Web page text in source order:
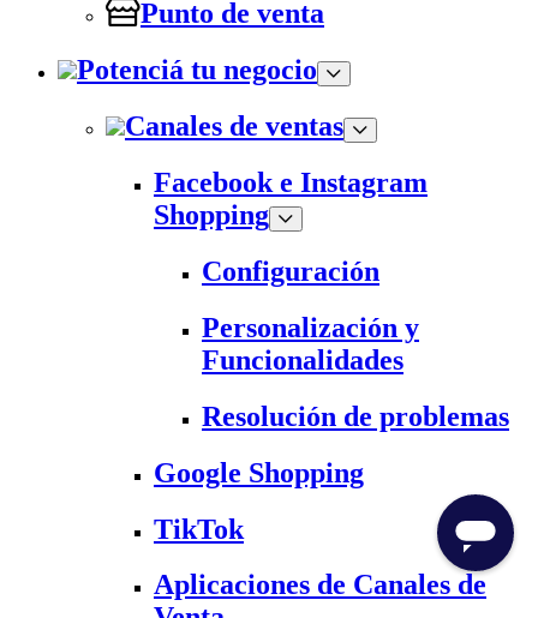
Punto de venta
Potenciá tu negocio
Canales de ventas
Facebook e Instagram
Shopping
Configuración
Personalización y
Funcionalidades
Resolución de problemas
Google Shopping
TikTok
Aplicaciones de Canales de